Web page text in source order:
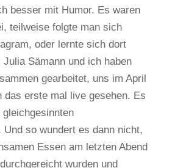
besser mit Humor. Es waren
teilweise folgte man sich
oder lernte sich dort
Sämann und ich haben
gearbeitet, uns im April
das erste mal live gesehen. Es
Und so wundert es dann nicht,
Essen am letzten Abend
wurden und